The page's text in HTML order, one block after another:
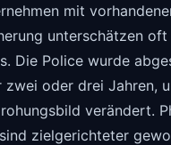
mit
unterschätzen oft
Die Police wurde
oder drei Jahren,
verändert.
zielgerichteter